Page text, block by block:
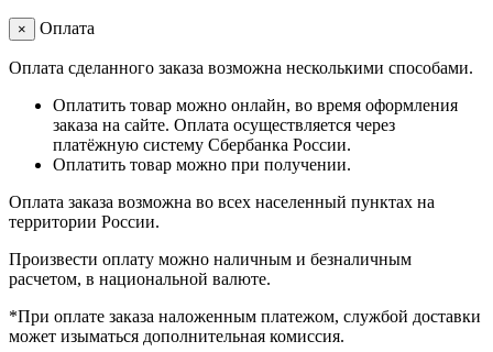
× Оплата
Оплата сделанного заказа возможна несколькими способами.
Оплатить товар можно онлайн, во время оформления
заказа на сайте. Оплата осуществляется через
платёжную систему Сбербанка России.
Оплатить товар можно при получении.
Оплата заказа возможна во всех населенный пунктах на
территории России.
Произвести оплату можно наличным и безналичным
расчетом, в национальной валюте.
*При оплате заказа наложенным платежом, службой доставки
может изыматься дополнительная комиссия.